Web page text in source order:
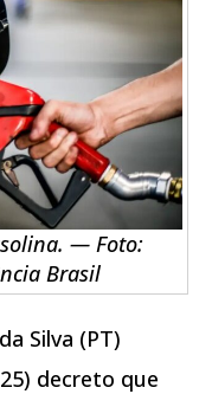
— Foto:
Brasil
Silva (PT)
decreto que